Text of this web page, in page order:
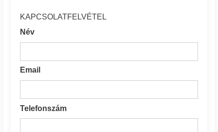
KAPCSOLATFELVÉTEL
Név
Email
Telefonszám